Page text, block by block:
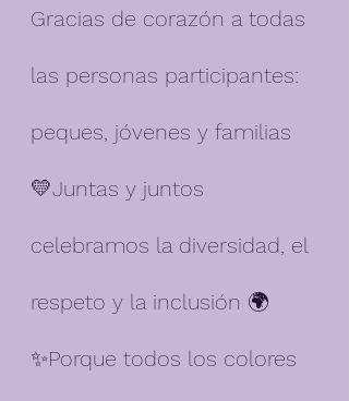
Gracias de corazón a todas
las personas participantes:
peques, jóvenes y familias
💛Juntas y juntos
celebramos la diversidad, el
respeto y la inclusión 🌍
✨Porque todos los colores